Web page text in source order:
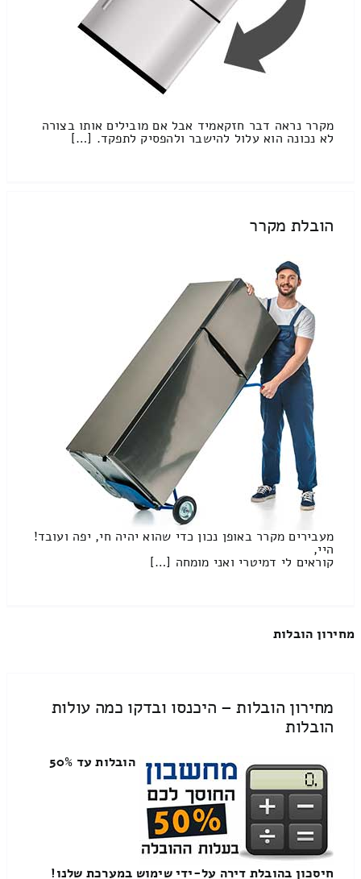
מקרר נראה דבר חזקאמיד אבל אם מובילים אותו בצורה
לא נכונה הוא עלול להישבר ולהפסיק לתפקד. […]
הובלת מקרר
מעבירים מקרר באופן נכון כדי שהוא יהיה חי, יפה ועובד!
היי,
קוראים לי דמיטרי ואני מומחה […]
מחירון הובלות
מחירון הובלות – היכנסו ובדקו כמה עולות
הובלות
הובלות עד 50%
חיסכון בהובלת דירה על-ידי שימוש במערכת שלנו!